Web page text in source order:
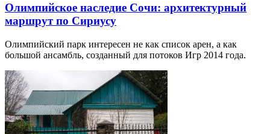
Олимпийское наследие Сочи: архитектурный
маршрут по Сириусу
Олимпийский парк интересен не как список арен, а как
большой ансамбль, созданный для потоков Игр 2014 года.